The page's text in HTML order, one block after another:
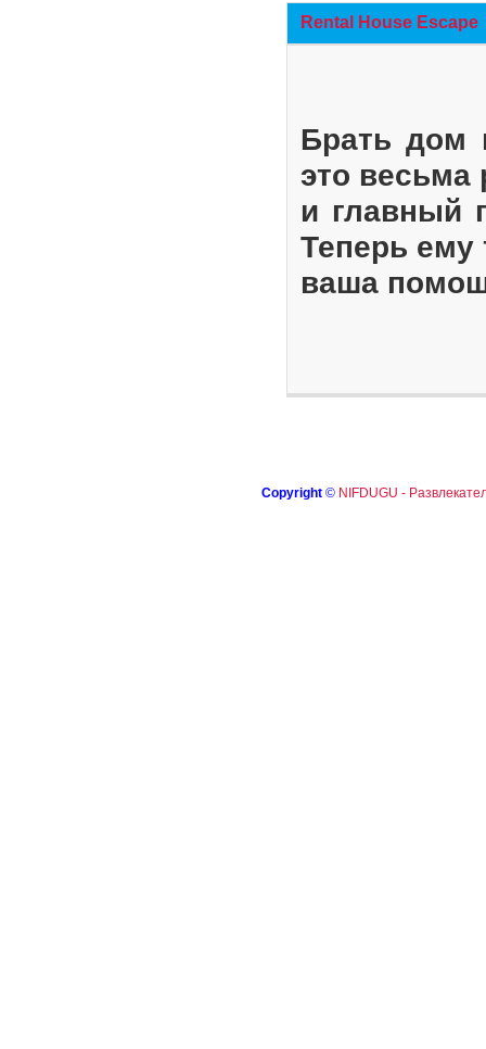
Rental House Escape
Брать дом
это весьма
и главный
Теперь ему
ваша
Copyright © NIFDUGU -